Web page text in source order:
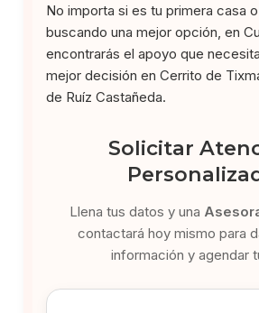
No importa si es tu primera casa
buscando una mejor opción, en
encontrarás el apoyo que
mejor decisión en Cerrito de
de Ruíz Castañeda.
Solicitar
Llena tus datos y una
contactará hoy mismo para
información y agendar